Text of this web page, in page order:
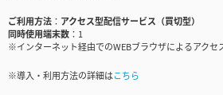
ご利用方法
アクセス型配信サービス（買切型）
同時使用端末数
1
※インターネット経由でのWEBブラウザによるアクセ
※導入・利用方法の詳細はこちら